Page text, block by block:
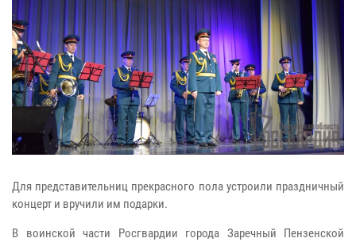
Для представительниц прекрасного пола устроили праздничный
концерт и вручили им подарки.
В воинской части Росгвардии города Заречный Пензенской